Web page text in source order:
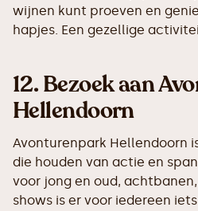
wijnen kunt proeven en
hapjes. Een gezellige
12.Bezoek aan
Hellendoorn
Avonturenpark Hellendoorn
die houden van actie en
voor jong en oud,
shows is er voor iedereen